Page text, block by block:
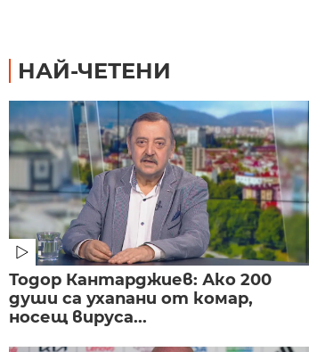
НАЙ-ЧЕТЕНИ
Тодор Кантарджиев: Ако 200
души са ухапани от комар,
носещ вируса...